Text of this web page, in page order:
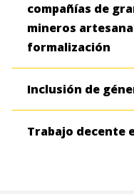
compañías de
mineros
formalización
Inclusión de
Trabajo decente